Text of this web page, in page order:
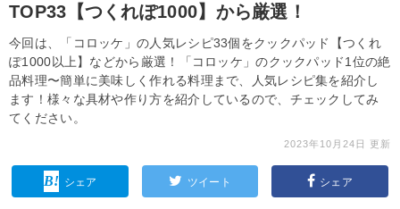
TOP33【つくれぽ1000】から厳選！
今回は、「コロッケ」の人気レシピ33個をクックパッド【つくれ
ぽ1000以上】などから厳選！「コロッケ」のクックパッド1位の絶
品料理〜簡単に美味しく作れる料理まで、人気レシピ集を紹介し
ます！様々な具材や作り方を紹介しているので、チェックしてみ
てください。
2023年10月24日 更新
シェア ツイート シェア